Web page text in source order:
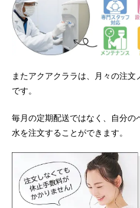
またアクアクララは、月々の注
です。
毎月の定期配送ではなく、自分
水を注文することができます。